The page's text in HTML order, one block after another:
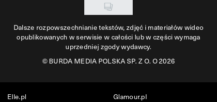
Dalsze rozpowszechnianie tekstów, zdjęć i materiałów wideo
opublikowanych w serwisie w całości lub w części wymaga
uprzedniej zgody wydawcy.
©BURDA MEDIA POLSKA SP. Z O. O 2026
Elle.pl
Glamour.pl